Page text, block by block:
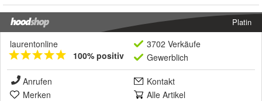
Platin
laurentonline
100% positiv
3702 Verkäufe
Gewerblich
Anrufen
Kontakt
Merken
Alle Artikel